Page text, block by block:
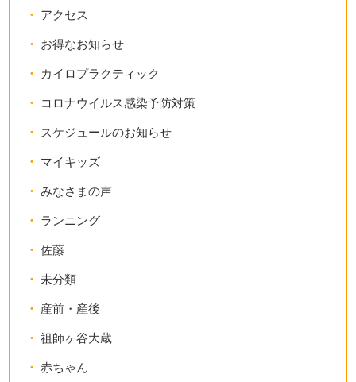
アクセス
お得なお知らせ
カイロプラクティック
コロナウイルス感染予防対策
スケジュールのお知らせ
マイキッズ
みなさまの声
ランニング
佐藤
未分類
産前・産後
祖師ヶ谷大蔵
赤ちゃん